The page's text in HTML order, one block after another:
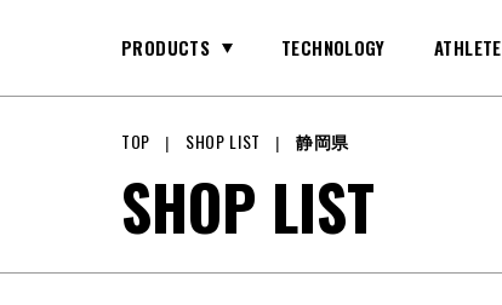
PRODUCTS
GKグラブ
TECHNOLOGY ATHLETE
TOP SHOP LIST 静岡県
SHOP LIST